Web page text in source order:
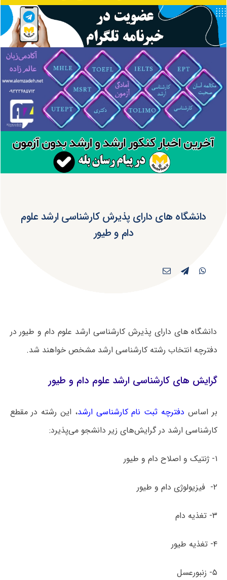
دانشگاه های دارای پذیرش کارشناسی ارشد علوم
دام و طیور
دانشگاه های دارای پذیرش کارشناسی ارشد علوم دام و طیور در
دفترچه انتخاب رشته کارشناسی ارشد مشخص خواهند شد.
گرایش های کارشناسی ارشد علوم دام و طیور
بر اساس دفترچه ثبت نام کارشناسی ارشد، این رشته در مقطع
کارشناسی ارشد در گرایش‌های زیر دانشجو می‌پذیرد:
۱- ژنتیک و اصلاح دام و طیور
۲- فیزیولوژی دام و طیور
۳- تغذیه دام
۴- تغذیه طیور
۵- زنبورعسل